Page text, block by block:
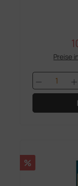
Preise
Produkt
Rabatt
%